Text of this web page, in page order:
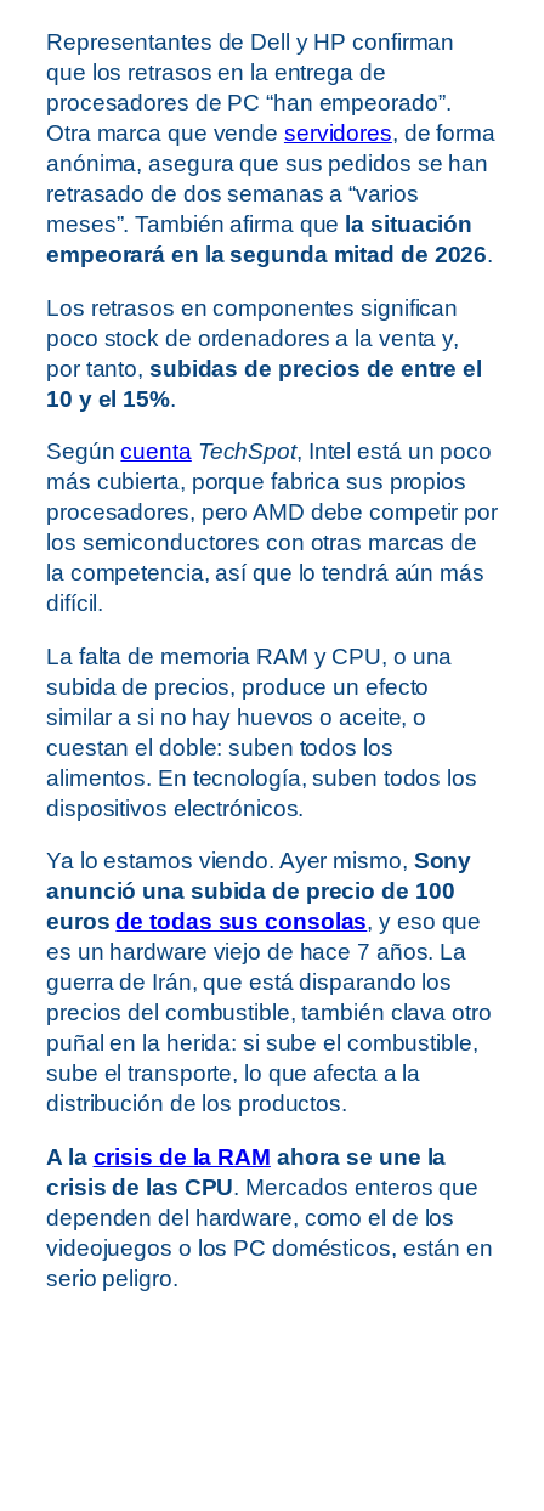
Representantes de Dell y HP confirman
que los retrasos en la entrega de
procesadores de PC “han empeorado”.
Otra marca que vende servidores, de forma
anónima, asegura que sus pedidos se han
retrasado de dos semanas a “varios
meses”. También afirma que la situación
empeorará en la segunda mitad de 2026.
Los retrasos en componentes significan
poco stock de ordenadores a la venta y,
por tanto, subidas de precios de entre el
10 y el 15%.
Segúncuenta TechSpot, Intel está un poco
más cubierta, porque fabrica sus propios
procesadores, pero AMD debe competir por
los semiconductores con otras marcas de
la competencia, así que lo tendrá aún más
difícil.
La falta de memoria RAM y CPU, o una
subida de precios, produce un efecto
similar a si no hay huevos o aceite, o
cuestan el doble: suben todos los
alimentos. En tecnología, suben todos los
dispositivos electrónicos.
Ya lo estamos viendo. Ayer mismo, Sony
anunció una subida de precio de 100
eurosde todas sus consolas, y eso que
es un hardware viejo de hace 7 años. La
guerra de Irán, que está disparando los
precios del combustible, también clava otro
puñal en la herida: si sube el combustible,
sube el transporte, lo que afecta a la
distribución de los productos.
A la crisis de la RAM ahora se une la
crisis de las CPU. Mercados enteros que
dependen del hardware, como el de los
videojuegos o los PC domésticos, están en
serio peligro.